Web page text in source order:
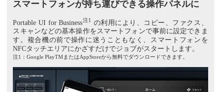
スマートフォンが持ち運びできる操作パネルに
Portable UI for Business注1 の利用により、コピー、ファクス、
スキャンなどの基本操作をスマートフォンで事前に設定できま
す。複合機の前で操作に迷うこともなく、スマートフォンを
NFCタッチエリアにかざすだけでジョブがスタートします。
注1：Google PlayTMまたはAppStoreから無料でダウンロードできます。